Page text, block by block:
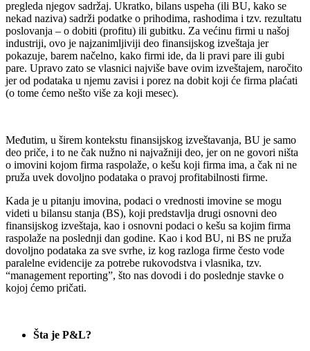
pregleda njegov sadržaj. Ukratko, bilans uspeha (ili BU, kako se
nekad naziva) sadrži podatke o prihodima, rashodima i tzv. rezultatu
poslovanja – o dobiti (profitu) ili gubitku. Za većinu firmi u našoj
industriji, ovo je najzanimljiviji deo finansijskog izveštaja jer
pokazuje, barem načelno, kako firmi ide, da li pravi pare ili gubi
pare. Upravo zato se vlasnici najviše bave ovim izveštajem, naročito
jer od podataka u njemu zavisi i porez na dobit koji će firma plaćati
(o tome ćemo nešto više za koji mesec).
Međutim, u širem kontekstu finansijskog izveštavanja, BU je samo
deo priče, i to ne čak nužno ni najvažniji deo, jer on ne govori ništa
o imovini kojom firma raspolaže, o kešu koji firma ima, a čak ni ne
pruža uvek dovoljno podataka o pravoj profitabilnosti firme.
Kada je u pitanju imovina, podaci o vrednosti imovine se mogu
videti u bilansu stanja (BS), koji predstavlja drugi osnovni deo
finansijskog izveštaja, kao i osnovni podaci o kešu sa kojim firma
raspolaže na poslednji dan godine. Kao i kod BU, ni BS ne pruža
dovoljno podataka za sve svrhe, iz kog razloga firme često vode
paralelne evidencije za potrebe rukovodstva i vlasnika, tzv.
“management reporting”, što nas dovodi i do poslednje stavke o
kojoj ćemo pričati.
Šta je P&L?